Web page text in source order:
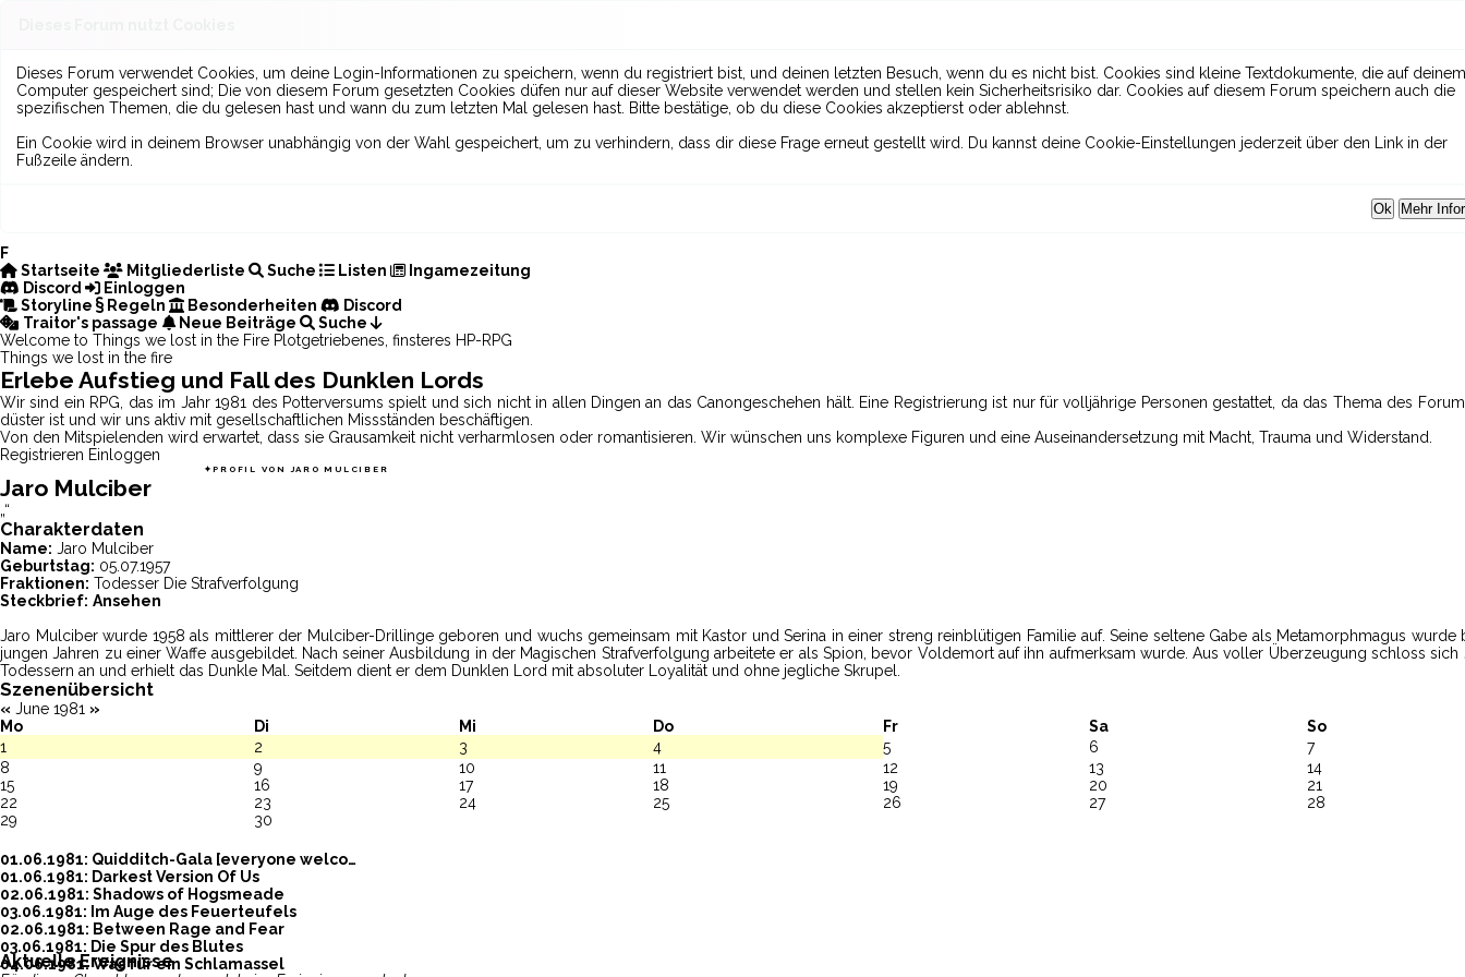
Dieses Forum verwendet Cookies, um deine Login-Informationen zu speichern, wenn du registriert bist, und deinen letzten Besuch, wenn du es nicht bist. Cookies sind kleine Textdokumente, die auf deinem
Computer gespeichert sind; Die von diesem Forum gesetzten Cookies düfen nur auf dieser Website verwendet werden und stellen kein Sicherheitsrisiko dar. Cookies auf diesem Forum speichern auch die
spezifischen Themen, die du gelesen hast und wann du zum letzten Mal gelesen hast. Bitte bestätige, ob du diese Cookies akzeptierst oder ablehnst.
Ein Cookie wird in deinem Browser unabhängig von der Wahl gespeichert, um zu verhindern, dass dir diese Frage erneut gestellt wird. Du kannst deine Cookie-Einstellungen jederzeit über den Link in der
Fußzeile ändern.
F
Startseite
Mitgliederliste Suche Listen
Ingamezeitung
Discord
Einloggen
Storyline
Regeln Besonderheiten
Discord
Traitor's passage
Neue Beiträge
Suche
Welcome to Things we lost in the Fire Plotgetriebenes, finsteres HP-RPG
Things we lost in the fire
Erlebe Aufstieg und Fall des Dunklen Lords
Wir sind ein RPG, das im Jahr 1981 des Potterversums spielt und sich nicht in allen Dingen an das Canongeschehen hält. Eine Registrierung ist nur für volljährige Personen gestattet, da das Thema des
düster ist und wir uns aktiv mit gesellschaftlichen Missständen beschäftigen.
Von den Mitspielenden wird erwartet, dass sie Grausamkeit nicht verharmlosen oder romantisieren. Wir wünschen uns komplexe Figuren und eine Auseinandersetzung mit Macht, Trauma und Widerstand.
Registrieren Einloggen
✦︎PROFIL VON JARO MULCIBER
Jaro Mulciber
„“
Charakterdaten
Name: Jaro Mulciber
Geburtstag: 05.07.1957
Fraktionen: Todesser Die Strafverfolgung
Steckbrief: Ansehen
Jaro Mulciber wurde 1958 als mittlerer der Mulciber-Drillinge geboren und wuchs gemeinsam mit Kastor und Serina in einer streng reinblütigen Familie auf. Seine seltene Gabe als Metamorphmagus wurde
jungen Jahren zu einer Waffe ausgebildet. Nach seiner Ausbildung in der Magischen Strafverfolgung arbeitete er als Spion, bevor Voldemort auf ihn aufmerksam wurde. Aus voller Überzeugung schloss sich
Todessern an und erhielt das Dunkle Mal. Seitdem dient er dem Dunklen Lord mit absoluter Loyalität und ohne jegliche Skrupel.
Szenenübersicht
« June 1981 »
Mo
Di Mi Do Fr Sa
So
1
2 3 4 5 6
7
8
9 10 11 12 13
14
15
16 17 18 19 20
21
22
23 24 25 26 27
28
29
30
01.06.1981: Quidditch-Gala [everyone welco…
01.06.1981: Darkest Version Of Us
02.06.1981: Shadows of Hogsmeade
03.06.1981: Im Auge des Feuerteufels
02.06.1981: Between Rage and Fear
03.06.1981: Die Spur des Blutes
04.06.1981: Was für ein Schlamassel
Aktuelle Ereignisse